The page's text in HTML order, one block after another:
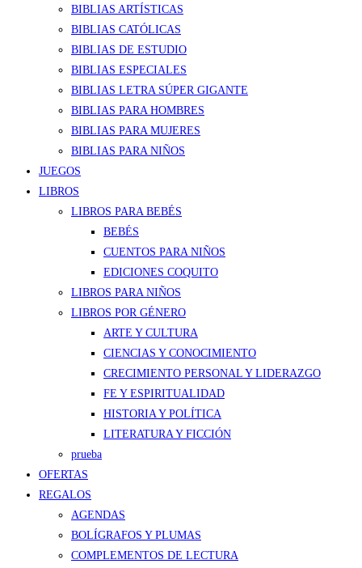
BIBLIAS ARTÍSTICAS
BIBLIAS CATÓLICAS
BIBLIAS DE ESTUDIO
BIBLIAS ESPECIALES
BIBLIAS LETRA SÚPER GIGANTE
BIBLIAS PARA HOMBRES
BIBLIAS PARA MUJERES
BIBLIAS PARA NIÑOS
JUEGOS
LIBROS
LIBROS PARA BEBÉS
BEBÉS
CUENTOS PARA NIÑOS
EDICIONES COQUITO
LIBROS PARA NIÑOS
LIBROS POR GÉNERO
ARTE Y CULTURA
CIENCIAS Y CONOCIMIENTO
CRECIMIENTO PERSONAL Y LIDERAZGO
FE Y ESPIRITUALIDAD
HISTORIA Y POLÍTICA
LITERATURA Y FICCIÓN
prueba
OFERTAS
REGALOS
AGENDAS
BOLÍGRAFOS Y PLUMAS
COMPLEMENTOS DE LECTURA